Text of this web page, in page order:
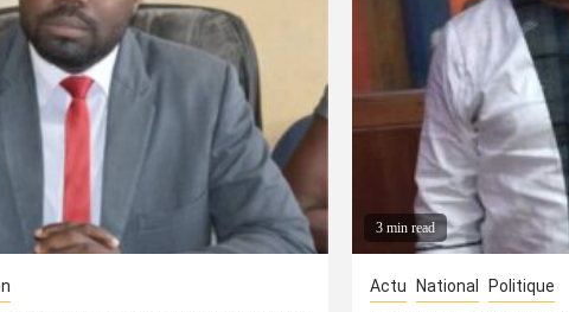
3 min read
Actu National Politique